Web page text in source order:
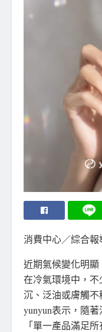
消費中心／綜合報
近期氣候變化明
在冷氣環境中，
沉、泛油或膚觸
yunyun表示，隨
「單一產品滿足